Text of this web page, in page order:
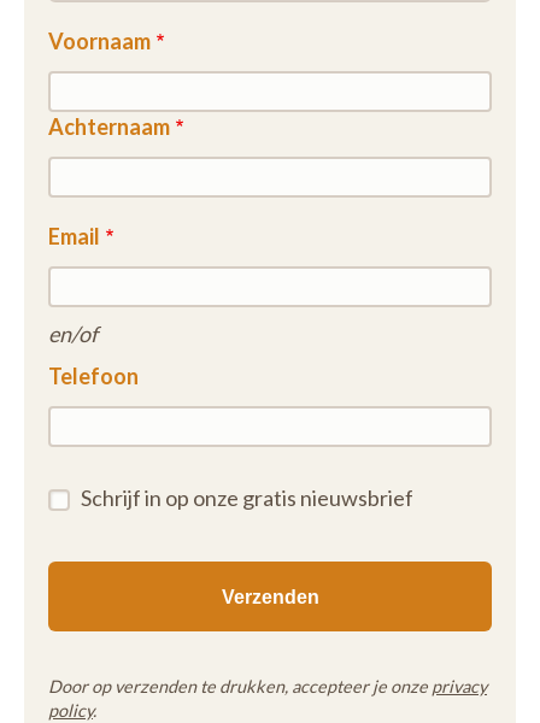
Voornaam
Achternaam
Email
en/of
Telefoon
Schrijf in op onze gratis nieuwsbrief
Door op verzenden te drukken, accepteer je onze privacy
policy.